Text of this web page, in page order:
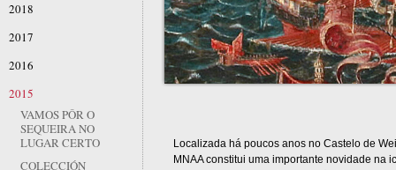
Localizada há poucos anos no Castelo de
MNAA constitui uma importante novidade na
2018
2017
2016
2015
VAMOS PÔR O
SEQUEIRA NO
LUGAR CERTO
COLECCIÓN